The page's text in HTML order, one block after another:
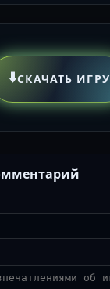
⬇️СКАЧАТЬ ИГРУ